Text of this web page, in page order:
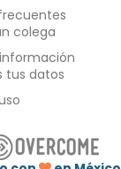
colega
tus datos